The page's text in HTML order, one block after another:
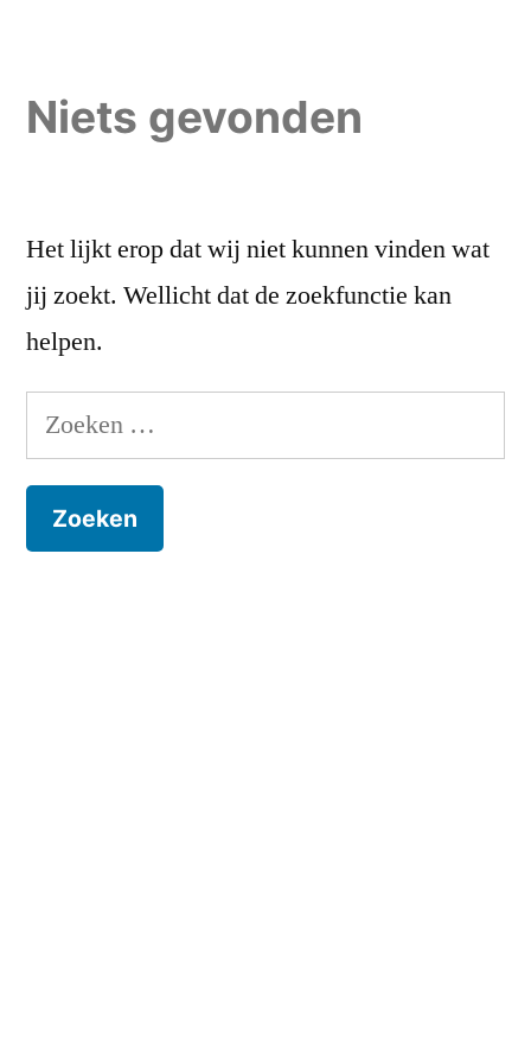
inhoud
Niets gevonden
Het lijkt erop dat wij niet kunnen vinden wat
jij zoekt. Wellicht dat de zoekfunctie kan
helpen.
Zoeken
naar: